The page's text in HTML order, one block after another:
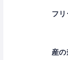
フ
産